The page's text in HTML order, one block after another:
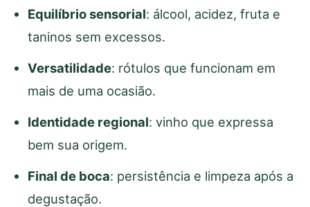
Equilíbrio sensorial: álcool, acidez, fruta e
taninos sem excessos.
Versatilidade: rótulos que funcionam em
mais de uma ocasião.
Identidade regional: vinho que expressa
bem sua origem.
Final de boca: persistência e limpeza após a
degustação.